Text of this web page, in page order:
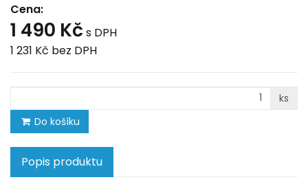
Cena:
1 490 Kč s DPH
1 231 Kč bez DPH
ks
Do košíku
Popis produktu